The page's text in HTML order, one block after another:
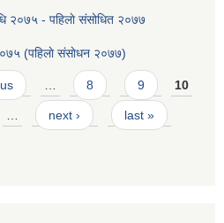
२०७५ - पहिलाे संसोधित २०७७
(पहिलाे संसाेधन २०७७)
8 9 10
next › last »